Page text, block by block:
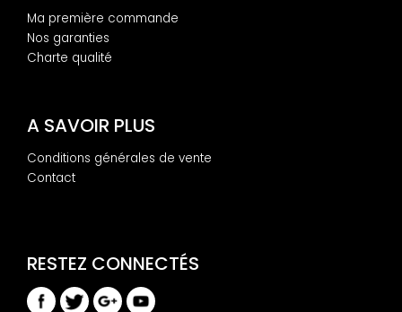
Ma première commande
Nos garanties
Charte qualité
A SAVOIR PLUS
Conditions générales de vente
Contact